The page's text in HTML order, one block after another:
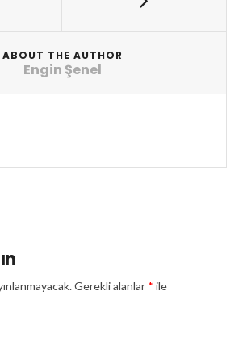
ABOUT THE AUTHOR
Engin Şenel
Gerekli alanlar * ile